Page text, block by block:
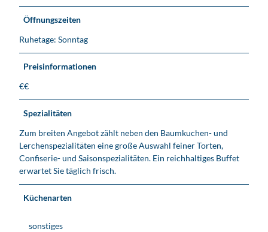
Öffnungszeiten
Ruhetage: Sonntag
Preisinformationen
€€
Spezialitäten
Zum breiten Angebot zählt neben den Baumkuchen- und
Lerchenspezialitäten eine große Auswahl feiner Torten,
Confiserie- und Saisonspezialitäten. Ein reichhaltiges Buffet
erwartet Sie täglich frisch.
Küchenarten
sonstiges